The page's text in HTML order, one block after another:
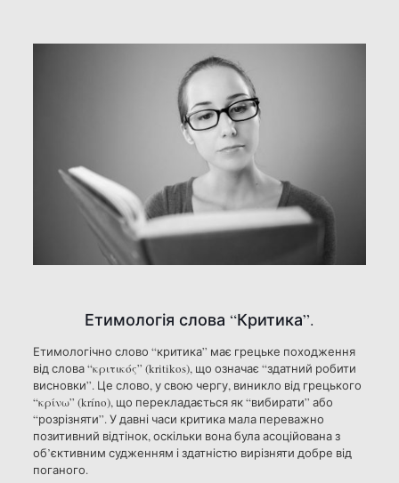
Етимологія слова “Критика”.
Етимологічно слово “критика” має грецьке походження
від слова “κριτικός” (kritikos), що означає “здатний робити
висновки”. Це слово, у свою чергу, виникло від грецького
“κρίνω” (kríno), що перекладається як “вибирати” або
“розрізняти”. У давні часи критика мала переважно
позитивний відтінок, оскільки вона була асоційована з
об’єктивним судженням і здатністю вирізняти добре від
поганого.